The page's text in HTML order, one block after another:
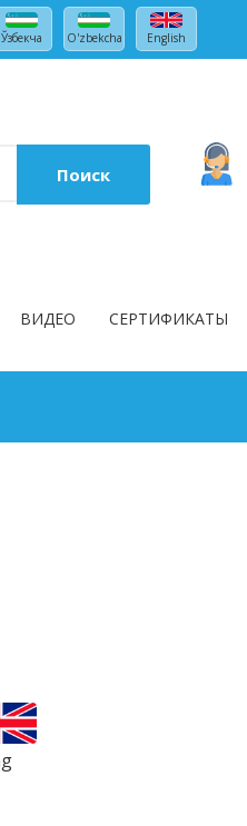
Ўзбекча O'zbekcha English
Поиск
ВИДЕО СЕРТИФИКАТЫ